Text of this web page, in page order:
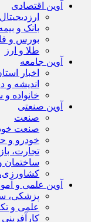
آوین اقتصادی
ارزدیجیتال
بانک و
بورس و
طلا و ارز
آوین جامعه
اخبار
اندیشه و
خانواده
آوین صنعتی
صنعت
صنعت
خودرو و
تجارت،
ساختمان
آوین علمی و
پزشکی،
علمی و
کارآفرینی